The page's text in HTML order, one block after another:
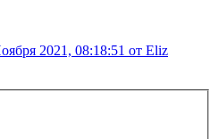
2021, 08:18:51 от Eliz